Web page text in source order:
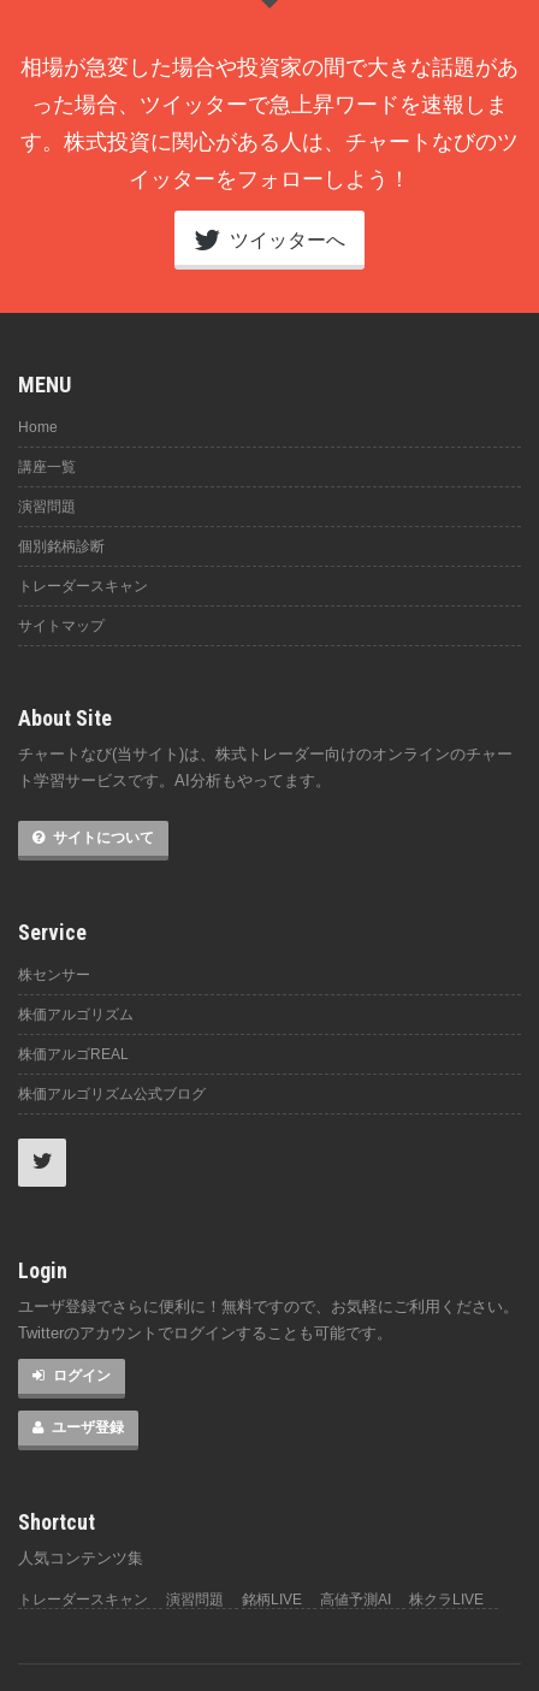
相場が急変した場合や投資家の間で大きな話題があ
った場合、ツイッターで急上昇ワードを速報しま
す。株式投資に関心がある人は、チャートなびのツ
イッターをフォローしよう！
ツイッターへ
MENU
Home
講座一覧
演習問題
個別銘柄診断
トレーダースキャン
サイトマップ
About Site
チャートなび(当サイト)は、株式トレーダー向けのオンラインのチャー
ト学習サービスです。AI分析もやってます。
サイトについて
Service
株センサー
株価アルゴリズム
株価アルゴREAL
株価アルゴリズム公式ブログ
Login
ユーザ登録でさらに便利に！無料ですので、お気軽にご利用ください。
Twitterのアカウントでログインすることも可能です。
ログイン
ユーザ登録
Shortcut
人気コンテンツ集
トレーダースキャン 演習問題 銘柄LIVE 高値予測AI 株クラLIVE